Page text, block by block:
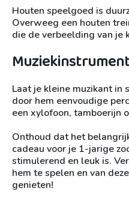
Houten speelgoed is
Overweeg een houten
die de verbeelding van je
Laat je kleine muzikant in
door hem eenvoudige
een xylofoon, tamboerijn
Onthoud dat het
cadeau voor je 1-jarige
stimulerend en leuk is.
hem te spelen en van
genieten!